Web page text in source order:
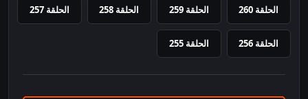
الحلقة 260 الحلقة 259 الحلقة 258 الحلقة 257
الحلقة 256 الحلقة 255